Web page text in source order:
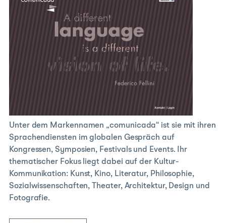
Unter dem Markennamen „comunicada“ ist sie mit ihren
Sprachendiensten im globalen Gespräch auf
Kongressen, Symposien, Festivals und Events. Ihr
thematischer Fokus liegt dabei auf der Kultur-
Kommunikation: Kunst, Kino, Literatur, Philosophie,
Sozialwissenschaften, Theater, Architektur, Design und
Fotografie.